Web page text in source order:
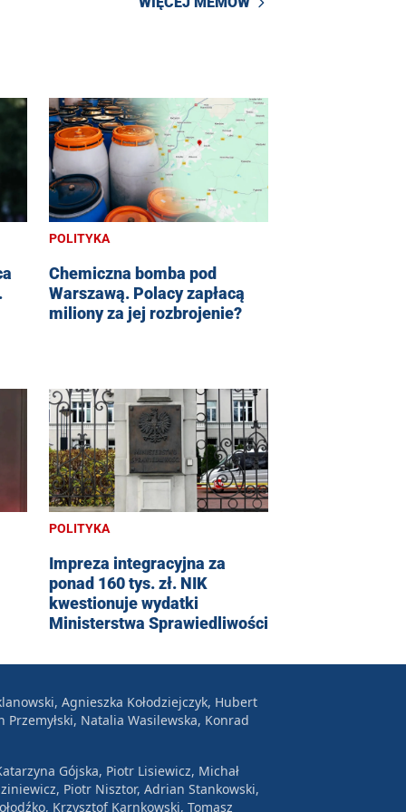
POLITYKA
Chemiczna bomba pod
Warszawą. Polacy zapłacą
miliony za jej rozbrojenie?
POLITYKA
Impreza integracyjna za
ponad 160 tys. zł. NIK
kwestionuje wydatki
Ministerstwa Sprawiedliwości
Agnieszka Kołodziejczyk, Hubert
Przemyłski, Natalia Wasilewska, Konrad
Gójska, Piotr Lisiewicz, Michał
Piotr Nisztor, Adrian Stankowski,
Krzysztof Karnkowski, Tomasz